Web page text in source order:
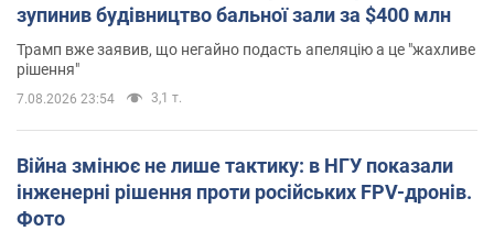
зупинив будівництво бальної зали за $400 млн
Трамп вже заявив, що негайно подасть апеляцію а це "жахливе
рішення"
7.08.2026 23:54 3,1 т.
Війна змінює не лише тактику: в НГУ показали
інженерні рішення проти російських FPV-дронів.
Фото